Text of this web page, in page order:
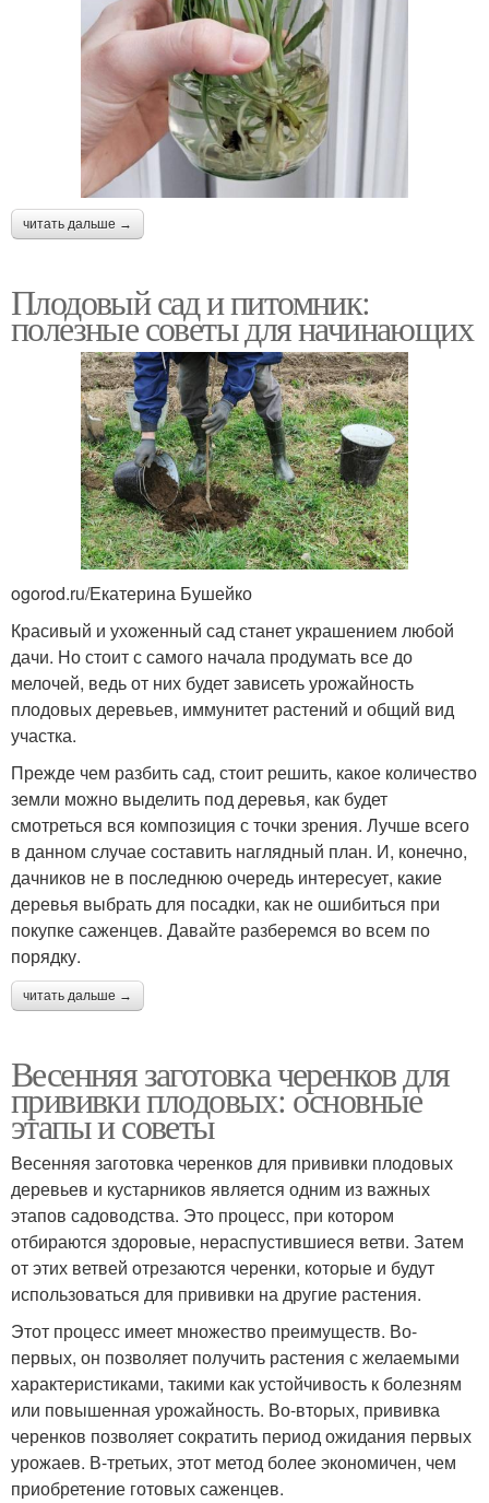
читать дальше →
Плодовый сад и питомник:
полезные советы для начинающих
ogorod.ru/Екатерина Бушейко
Красивый и ухоженный сад станет украшением любой
дачи. Но стоит с самого начала продумать все до
мелочей, ведь от них будет зависеть урожайность
плодовых деревьев, иммунитет растений и общий вид
участка.
Прежде чем разбить сад, стоит решить, какое количество
земли можно выделить под деревья, как будет
смотреться вся композиция с точки зрения. Лучше всего
в данном случае составить наглядный план. И, конечно,
дачников не в последнюю очередь интересует, какие
деревья выбрать для посадки, как не ошибиться при
покупке саженцев. Давайте разберемся во всем по
порядку.
читать дальше →
Весенняя заготовка черенков для
прививки плодовых: основные
этапы и советы
Весенняя заготовка черенков для прививки плодовых
деревьев и кустарников является одним из важных
этапов садоводства. Это процесс, при котором
отбираются здоровые, нераспустившиеся ветви. Затем
от этих ветвей отрезаются черенки, которые и будут
использоваться для прививки на другие растения.
Этот процесс имеет множество преимуществ. Во-
первых, он позволяет получить растения с желаемыми
характеристиками, такими как устойчивость к болезням
или повышенная урожайность. Во-вторых, прививка
черенков позволяет сократить период ожидания первых
урожаев. В-третьих, этот метод более экономичен, чем
приобретение готовых саженцев.